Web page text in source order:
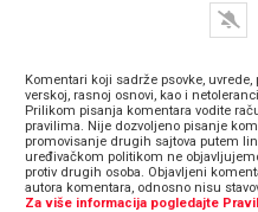
Komentari koji sadrže psovke,
verskoj, rasnoj osnovi, kao i
Prilikom pisanja komentara vodite
pravilima. Nije dozvoljeno pisanje
promovisanje drugih sajtova putem
uređivačkom politikom ne
protiv drugih osoba. Objavljeni
autora komentara, odnosno nisu
Za više informacija pogledajte